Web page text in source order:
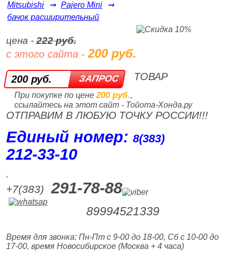
Mitsubishi ➞ Pajero Mini
➞
бачок расширительный
цена -222 руб.
с этого сайта -200 руб.
200 руб.
При покупке по цене 200 руб.,
ссылайтесь на этот сайт - Тойота-Хонда.ру
ТОВАР
ОТПРАВИМ В ЛЮБУЮ ТОЧКУ РОССИИ!!!
Единый номер:8(383)
212‑33‑10
,
+7(383) 291-78-88
89994521339
Время для звонка: Пн-Пт с 9-00 до 18-00, Сб с 10-00 до
17-00, время Новосибирское (Москва + 4 часа)